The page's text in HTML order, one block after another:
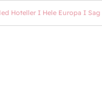
Hoteller I Hele Europa I